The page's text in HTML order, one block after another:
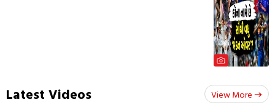
Latest Videos View More